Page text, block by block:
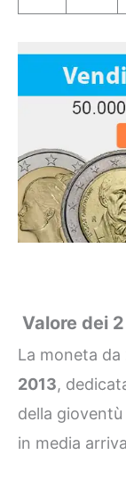
Valore dei
La moneta da
2013,
della
in media